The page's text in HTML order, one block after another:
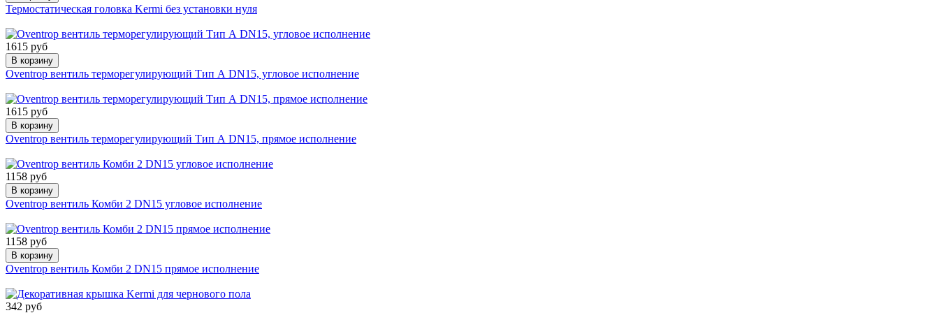
Термостатическая головка Kermi без установки нуля
1615 руб
В корзину
Oventrop вентиль терморегулирующий Тип А DN15, угловое исполнение
1615 руб
В корзину
Oventrop вентиль терморегулирующий Тип А DN15, прямое исполнение
1158 руб
В корзину
Oventrop вентиль Комби 2 DN15 угловое исполнение
1158 руб
В корзину
Oventrop вентиль Комби 2 DN15 прямое исполнение
342 руб